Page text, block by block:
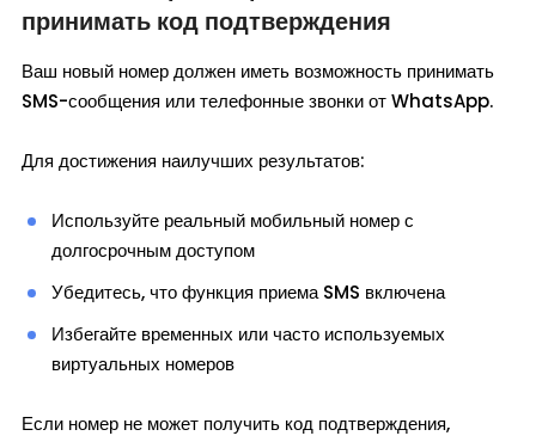
принимать код подтверждения
Ваш новый номер должен иметь возможность принимать
SMS-сообщения или телефонные звонки от WhatsApp.
Для достижения наилучших результатов:
Используйте реальный мобильный номер с
долгосрочным доступом
Убедитесь, что функция приема SMS включена
Избегайте временных или часто используемых
виртуальных номеров
Если номер не может получить код подтверждения,